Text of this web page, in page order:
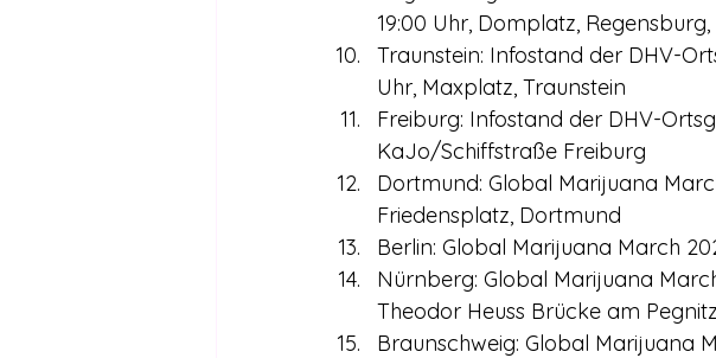
19:00 Uhr, Domplatz,
Traunstein: Infostand der DHV-
Uhr, Maxplatz, Traunstein
Freiburg: Infostand der DHV-
KaJo/Schiffstraße Freiburg
Dortmund: Global Marijuana
Friedensplatz, Dortmund
Berlin: Global Marijuana March
Nürnberg: Global Marijuana
Theodor Heuss Brücke am
Braunschweig: Global Marijuana